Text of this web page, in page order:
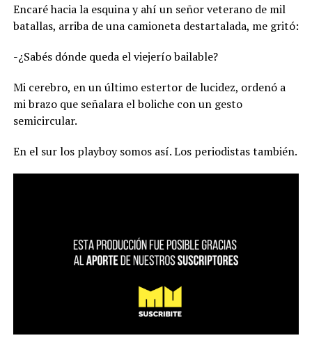
Encaré hacia la esquina y ahí un señor veterano de mil
batallas, arriba de una camioneta destartalada, me gritó:
-¿Sabés dónde queda el viejerío bailable?
Mi cerebro, en un último estertor de lucidez, ordenó a
mi brazo que señalara el boliche con un gesto
semicircular.
En el sur los playboy somos así. Los periodistas también.